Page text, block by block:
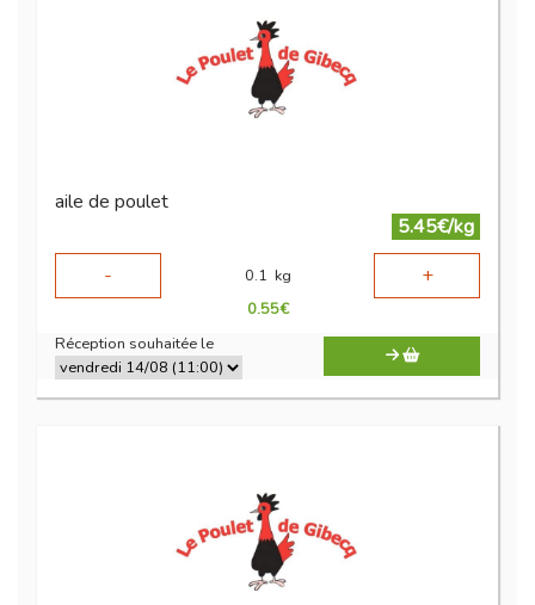
aile de poulet
5.45€/kg
-
0.1 kg +
0.55€
Réception souhaitée le